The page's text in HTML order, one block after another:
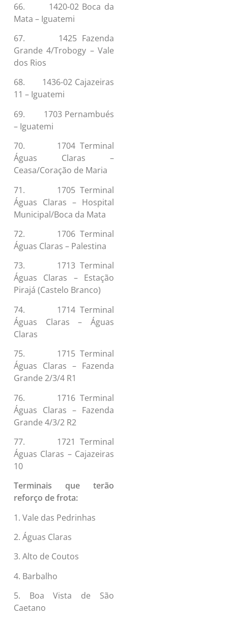
66. 1420-02 Boca da
Mata – Iguatemi
67. 1425 Fazenda
Grande 4/Trobogy – Vale
dos Rios
68. 1436-02 Cajazeiras
11 – Iguatemi
69. 1703 Pernambués
– Iguatemi
70. 1704 Terminal
Águas Claras –
Ceasa/Coração de Maria
71. 1705 Terminal
Águas Claras – Hospital
Municipal/Boca da Mata
72. 1706 Terminal
Águas Claras – Palestina
73. 1713 Terminal
Águas Claras – Estação
Pirajá (Castelo Branco)
74. 1714 Terminal
Águas Claras – Águas
Claras
75. 1715 Terminal
Águas Claras – Fazenda
Grande 2/3/4 R1
76. 1716 Terminal
Águas Claras – Fazenda
Grande 4/3/2 R2
77. 1721 Terminal
Águas Claras – Cajazeiras
10
Terminais que terão
reforço de frota:
1. Vale das Pedrinhas
2. Águas Claras
3. Alto de Coutos
4. Barbalho
5. Boa Vista de São
Caetano